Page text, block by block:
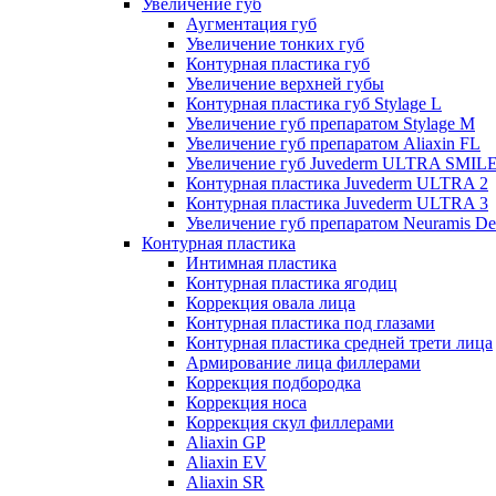
Увеличение губ
Аугментация губ
Увеличение тонких губ
Контурная пластика губ
Увеличение верхней губы
Контурная пластика губ Stylage L
Увеличение губ препаратом Stylage M
Увеличение губ препаратом Aliaxin FL
Увеличение губ Juvederm ULTRA
Контурная пластика Juvederm ULTRA 2
Контурная пластика Juvederm ULTRA 3
Увеличение губ препаратом Neuramis
Контурная пластика
Интимная пластика
Контурная пластика ягодиц
Коррекция овала лица
Контурная пластика под глазами
Контурная пластика средней трети лица
Армирование лица филлерами
Коррекция подбородка
Коррекция носа
Коррекция скул филлерами
Aliaxin GP
Aliaxin EV
Aliaxin SR